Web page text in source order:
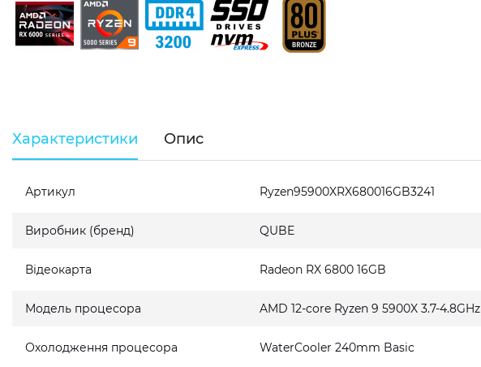
Характеристики Опис
Артикул Ryzen95900XRX680016GB3241
Виробник (бренд) QUBE
Відеокарта Radeon RX 6800 16GB
Модель процесора AMD 12-core Ryzen 9 5900X 3.7-4.8GHz
Охолодження процесора WaterCooler 240mm Basic